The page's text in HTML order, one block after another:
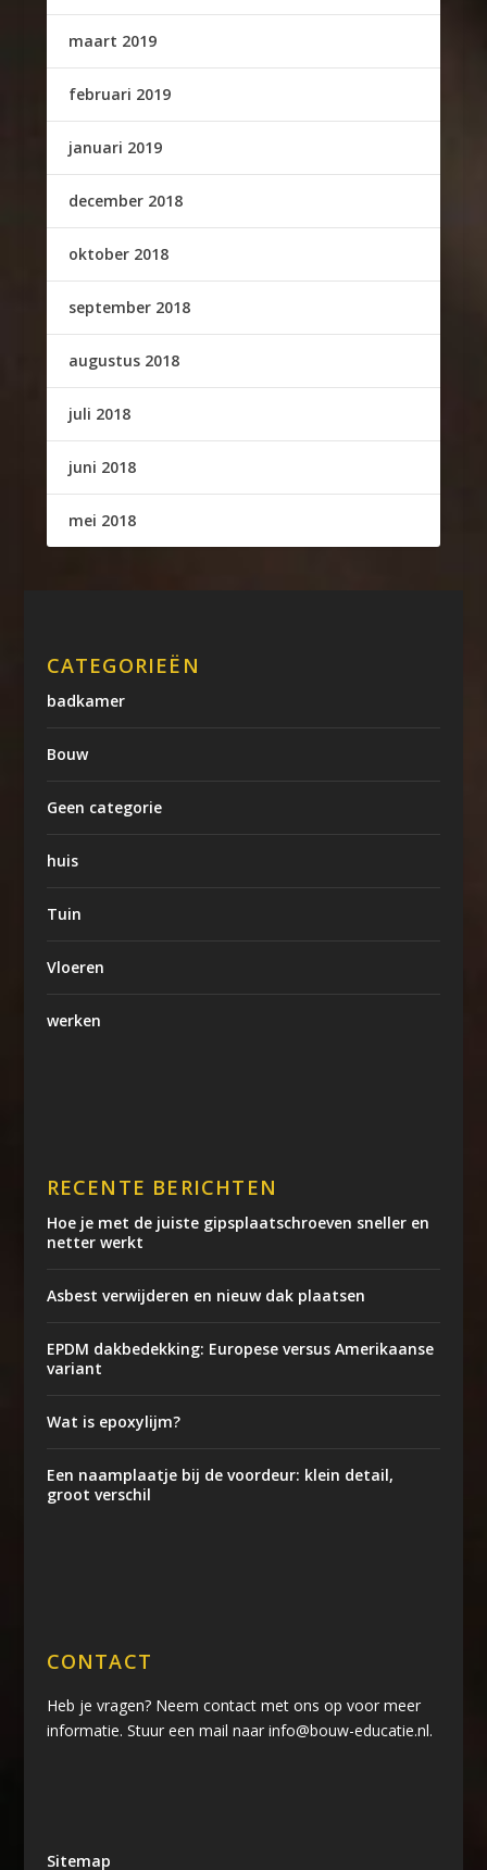
maart 2019
februari 2019
januari 2019
december 2018
oktober 2018
september 2018
augustus 2018
juli 2018
juni 2018
mei 2018
CATEGORIEËN
badkamer
Bouw
Geen categorie
huis
Tuin
Vloeren
werken
RECENTE BERICHTEN
Hoe je met de juiste gipsplaatschroeven sneller en
netter werkt
Asbest verwijderen en nieuw dak plaatsen
EPDM dakbedekking: Europese versus Amerikaanse
variant
Wat is epoxylijm?
Een naamplaatje bij de voordeur: klein detail,
groot verschil
CONTACT
Heb je vragen? Neem contact met ons op voor meer
informatie. Stuur een mail naar info@bouw-educatie.nl.
Sitemap